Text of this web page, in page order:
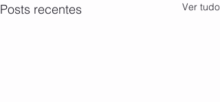
Posts recentes Ver tudo